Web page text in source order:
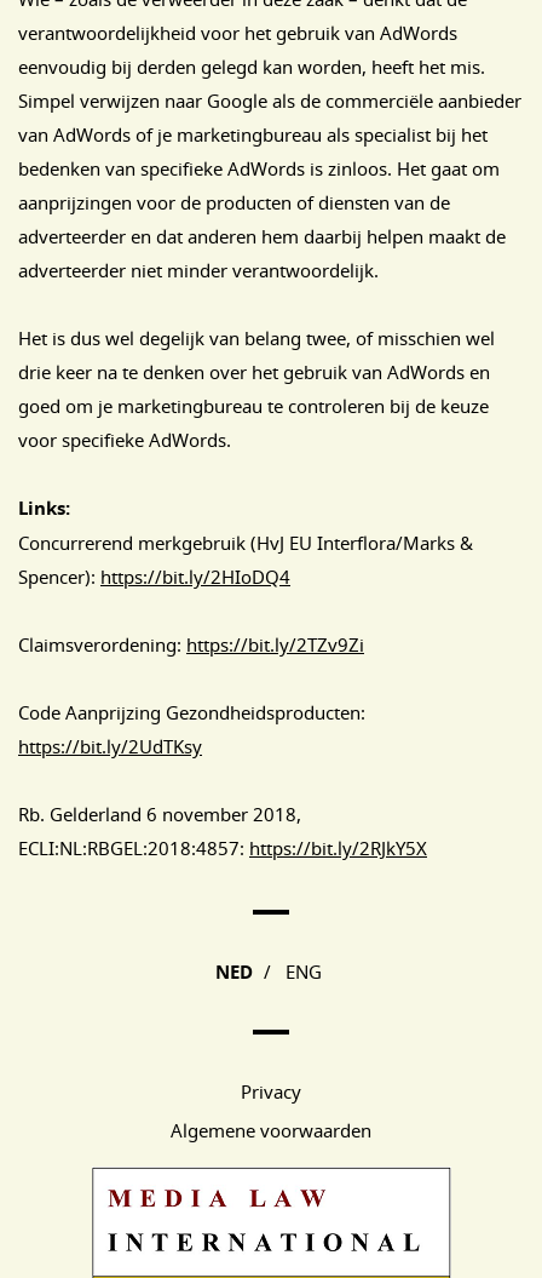
verantwoordelijkheid voor het gebruik van AdWords
eenvoudig bij derden gelegd kan worden, heeft het mis.
Simpel verwijzen naar Google als de commerciële aanbieder
van AdWords of je marketingbureau als specialist bij het
bedenken van specifieke AdWords is zinloos. Het gaat om
aanprijzingen voor de producten of diensten van de
adverteerder en dat anderen hem daarbij helpen maakt de
adverteerder niet minder verantwoordelijk.
Het is dus wel degelijk van belang twee, of misschien wel
drie keer na te denken over het gebruik van AdWords en
goed om je marketingbureau te controleren bij de keuze
voor specifieke AdWords.
Links:
Concurrerend merkgebruik (HvJ EU Interflora/Marks &
Spencer): https://bit.ly/2HIoDQ4
Claimsverordening: https://bit.ly/2TZv9Zi
Code Aanprijzing Gezondheidsproducten:
https://bit.ly/2UdTKsy
Rb. Gelderland 6 november 2018,
ECLI:NL:RBGEL:2018:4857: https://bit.ly/2RJkY5X
NED / ENG
Privacy
Algemene voorwaarden